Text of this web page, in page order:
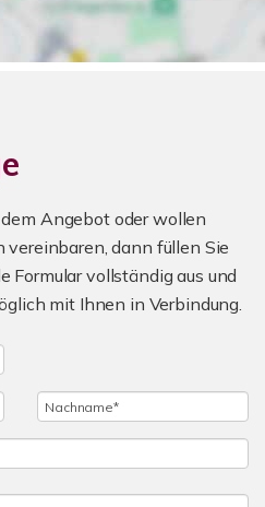
Angebot oder wollen
dann füllen Sie
Formular vollständig aus und
mit Ihnen in Verbindung.